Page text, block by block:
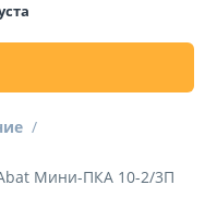
/
Мини-ПКА 10-2/3П